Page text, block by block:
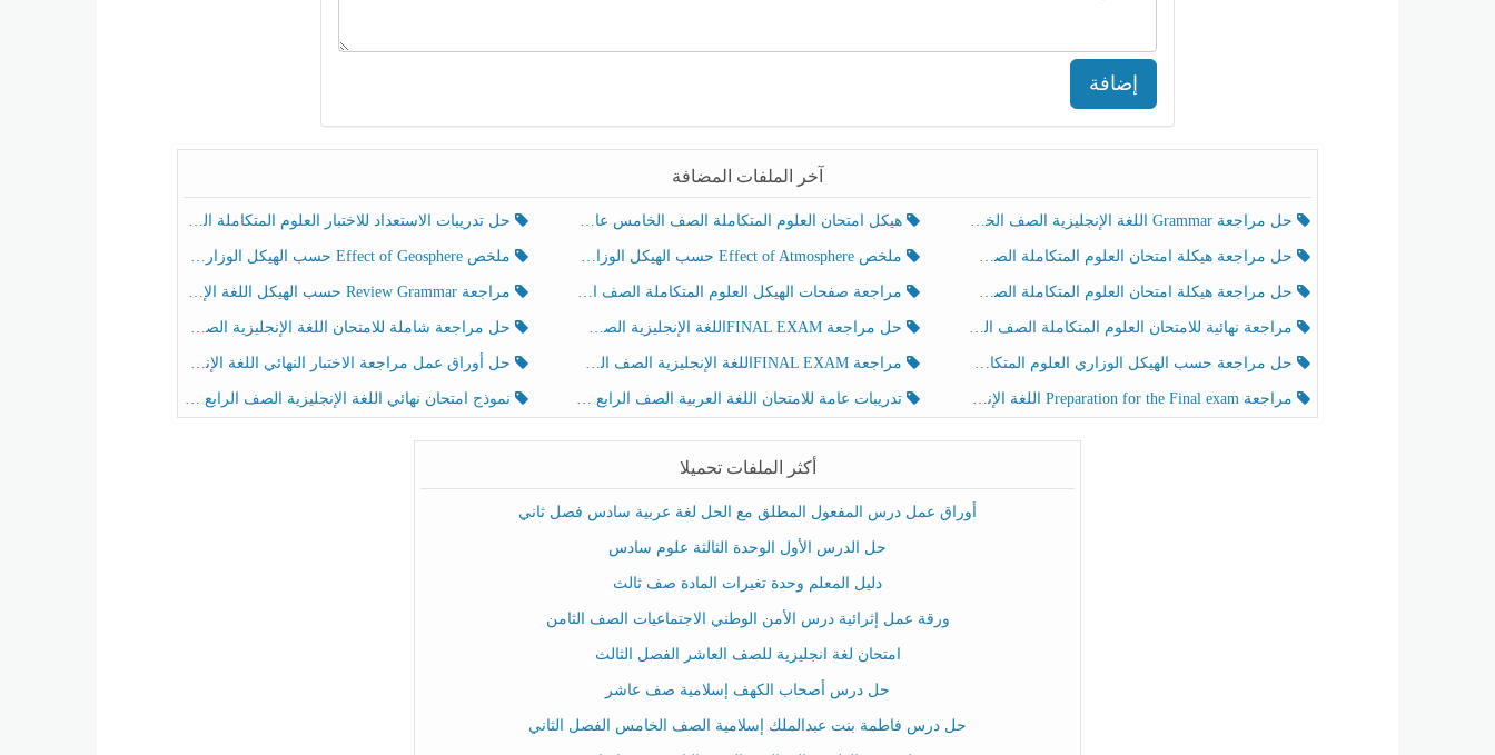
إضافة
آخر الملفات المضافة
حل مراجعة Grammar اللغة الإنجليزية الصف الخامس الفصل الثالث هيكل امتحان العلوم المتكاملة الصف الخامس عام الفصل الدراسي الثالث 2025-2026 حل تدريبات الاستعداد للاختبار العلوم المتكاملة الصف الخامس عام الفصل الثالث
حل مراجعة هيكلة امتحان العلوم المتكاملة الصف الخامس انسبير الفصل الثالث ملخص Effect of Atmosphere حسب الهيكل الوزاري العلوم المتكاملة الصف الخامس انسبير الفصل الثالث ملخص Effect of Geosphere حسب الهيكل الوزاري العلوم المتكاملة الصف الخامس انسبير الفصل الثالث
حل مراجعة هيكلة امتحان العلوم المتكاملة الصف الخامس عام الفصل الثالث مراجعة صفحات الهيكل العلوم المتكاملة الصف الخامس انسبير الفصل الثالث مراجعة Review Grammar حسب الهيكل اللغة الإنجليزية الصف الخامس الفصل الثالث
مراجعة نهائية للامتحان العلوم المتكاملة الصف الخامس انسبير الفصل الثالث حل مراجعة FINAL EXAMاللغة الإنجليزية الصف الخامس الفصل الثالث حل مراجعة شاملة للامتحان اللغة الإنجليزية الصف الخامس الفصل الثالث
حل مراجعة حسب الهيكل الوزاري العلوم المتكاملة الصف الخامس عام الفصل الثالث مراجعة FINAL EXAMاللغة الإنجليزية الصف الخامس الفصل الثالث حل أوراق عمل مراجعة الاختبار النهائي اللغة الإنجليزية الصف الرابع الفصل الثالث
مراجعة Preparation for the Final exam اللغة الإنجليزية الصف الرابع الفصل الثالث تدريبات عامة للامتحان اللغة العربية الصف الرابع الفصل الثالث نموذج امتحان نهائي اللغة الإنجليزية الصف الرابع الفصل الثالث
أكثر الملفات تحميلا
أوراق عمل درس المفعول المطلق مع الحل لغة عربية سادس فصل ثاني
حل الدرس الأول الوحدة الثالثة علوم سادس
دليل المعلم وحدة تغيرات المادة صف ثالث
ورقة عمل إثرائية درس الأمن الوطني الاجتماعيات الصف الثامن
امتحان لغة انجليزية للصف العاشر الفصل الثالث
حل درس أصحاب الكهف إسلامية صف عاشر
حل درس فاطمة بنت عبدالملك إسلامية الصف الخامس الفصل الثاني